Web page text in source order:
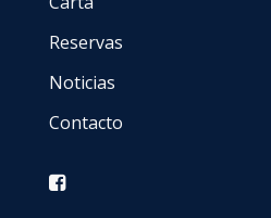
Reservas
Noticias
Contacto